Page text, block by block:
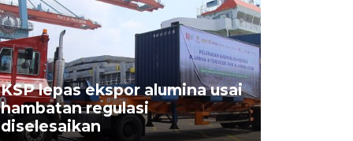
KSP lepas ekspor alumina usai
hambatan regulasi
diselesaikan